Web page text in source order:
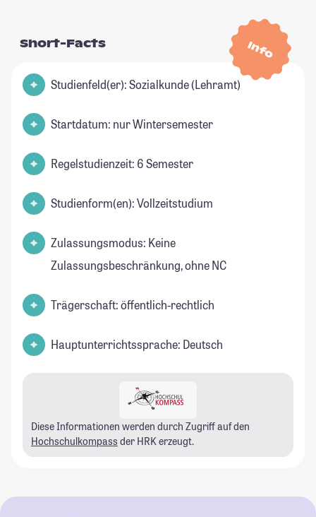
Info
Short-Facts
Studienfeld(er): Sozialkunde (Lehramt)
Startdatum: nur Wintersemester
Regelstudienzeit: 6 Semester
Studienform(en): Vollzeitstudium
Zulassungsmodus: Keine
Zulassungsbeschränkung, ohne NC
Trägerschaft: öffentlich-rechtlich
Hauptunterrichtssprache: Deutsch
Diese Informationen werden durch Zugriff auf den
Hochschulkompass der HRK erzeugt.